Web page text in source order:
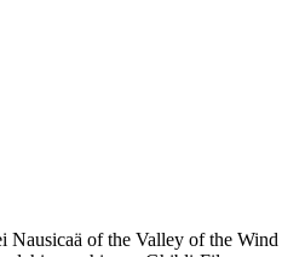
Nausicaä of the Valley of the Wind